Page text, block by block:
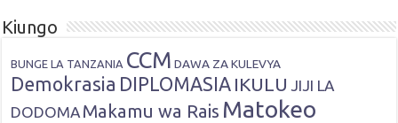
Kiungo
BUNGE LA TANZANIA CCM DAWA ZA KULEVYA
Demokrasia DIPLOMASIA IKULU JIJI LA
DODOMA Makamu wa Rais Matokeo